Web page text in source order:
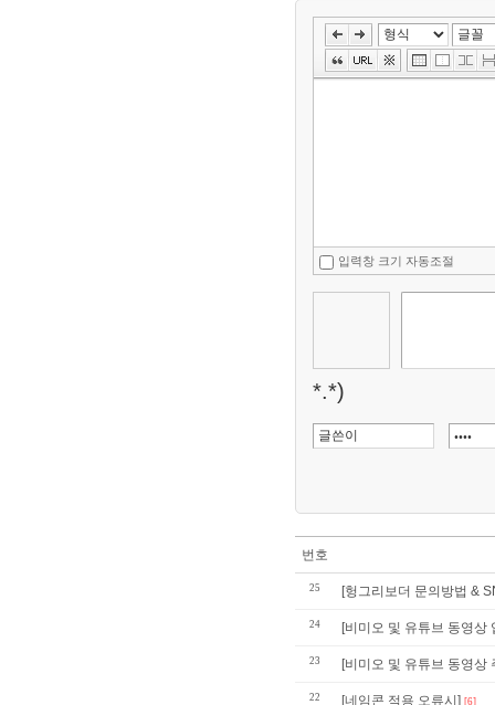
입력창 크기 자동조절
*.*)
번호
25 [헝그리보더 문의방법 &
24 [비미오 및 유튜브 동영상
23 [비미오 및 유튜브 동영상
22 [네임콘 적용 오류시] [6]